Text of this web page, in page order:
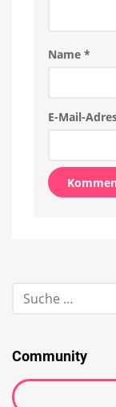
Name *
E-Mail-
Suche
nach:
Community